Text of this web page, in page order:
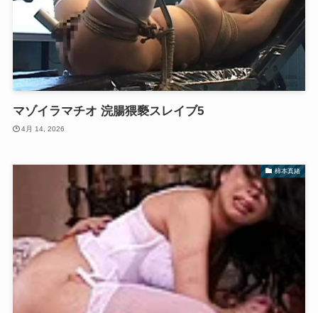
マゾイラマチオ 浣腸猥褻スレイブ5
4月 14, 2026
柿本真緒